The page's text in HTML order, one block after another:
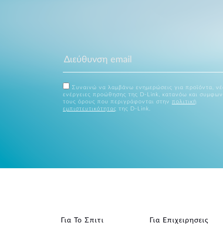
Συναινώ να λαμβάνω ενημερώσεις για προϊόντα,
ενέργειες προώθησης της D-Link, κατανόω και
τους όρους που περιγράφονται στην πολιτική
εμπιστευτικότητας της D-Link.
Για Το Σπιτι Για Επιχειρησεις